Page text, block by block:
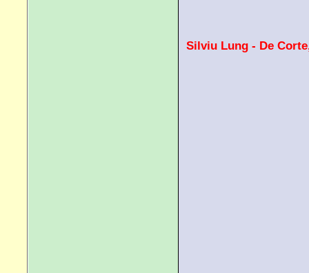
Silviu Lung - De